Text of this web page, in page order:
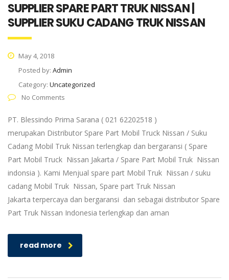
SUPPLIER SPARE PART TRUK NISSAN |
SUPPLIER SUKU CADANG TRUK NISSAN
May 4, 2018
Posted by: Admin
Category: Uncategorized
No Comments
PT. Blessindo Prima Sarana ( 021 62202518 )
merupakan Distributor Spare Part Mobil Truck Nissan / Suku
Cadang Mobil Truk Nissan terlengkap dan bergaransi ( Spare
Part Mobil Truck Nissan Jakarta / Spare Part Mobil Truk Nissan
indonsia ). Kami Menjual spare part Mobil Truk Nissan / suku
cadang Mobil Truk Nissan, Spare part Truk Nissan
Jakarta terpercaya dan bergaransi dan sebagai distributor Spare
Part Truk Nissan Indonesia terlengkap dan aman
read more